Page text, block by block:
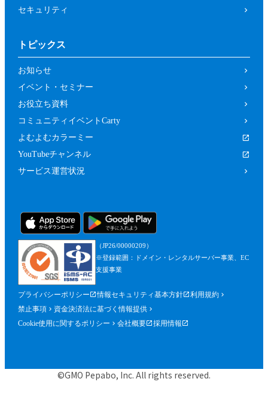
セキュリティ
トピックス
お知らせ
イベント・セミナー
お役立ち資料
コミュニティイベントCarty
よむよむカラーミー
YouTubeチャンネル
サービス運営状況
（JP26/00000209）
※登録範囲：ドメイン・レンタルサーバー事業、EC
支援事業
プライバシーポリシー 情報セキュリティ基本方針
利用規約
禁止事項
資金決済法に基づく情報提供
Cookie使用に関するポリシー
会社概要 採用情報
©GMO Pepabo, Inc. All rights reserved.